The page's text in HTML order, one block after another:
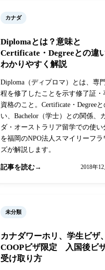
カナダ
Diplomaとは？意味と
Certificate・Degreeとの違
わかりやすく解説
Diploma（ディプロマ）とは、専
程を修了したことを示す修了証・
資格のこと。Certificate・Degree
い、Bachelor（学士）との関係、
ダ・オーストラリア留学での使い
を福岡のNPO法人スマイリーフラ
ズが解説します。
記事を読む 2018年12
未分類
カナダワーホリ、学生ビザ、
COOPビザ限定 入国後ビ
受け取り方